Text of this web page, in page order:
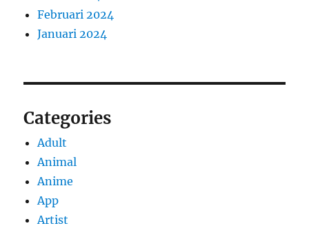
Februari 2024
Januari 2024
Categories
Adult
Animal
Anime
App
Artist